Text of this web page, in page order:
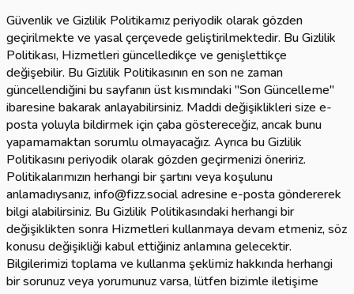
Güvenlik ve Gizlilik Politikamız periyodik olarak gözden
geçirilmekte ve yasal çerçevede geliştirilmektedir. Bu Gizlilik
Politikası, Hizmetleri güncelledikçe ve genişlettikçe
değişebilir. Bu Gizlilik Politikasının en son ne zaman
güncellendiğini bu sayfanın üst kısmındaki "Son Güncelleme"
ibaresine bakarak anlayabilirsiniz. Maddi değişiklikleri size e-
posta yoluyla bildirmek için çaba göstereceğiz, ancak bunu
yapamamaktan sorumlu olmayacağız. Ayrıca bu Gizlilik
Politikasını periyodik olarak gözden geçirmenizi öneririz.
Politikalarımızın herhangi bir şartını veya koşulunu
anlamadıysanız, info@fizz.social adresine e-posta göndererek
bilgi alabilirsiniz. Bu Gizlilik Politikasındaki herhangi bir
değişiklikten sonra Hizmetleri kullanmaya devam etmeniz, söz
konusu değişikliği kabul ettiğiniz anlamına gelecektir.
Bilgilerimizi toplama ve kullanma şeklimiz hakkında herhangi
bir sorunuz veya yorumunuz varsa, lütfen bizimle iletişime